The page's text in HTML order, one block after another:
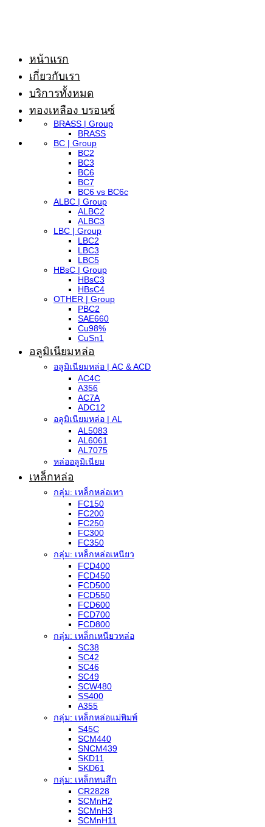
เนื้อหาหน้าแรก
เกี่ยวกับเรา
บริการทั้งหมด
ทองเหลือง บรอนซ์
BRASS | Group
BRASS
BC | Group
BC2
BC3
BC6
BC7
BC6 vs BC6c
ALBC | Group
ALBC2
ALBC3
LBC | Group
LBC2
LBC3
LBC5
HBsC | Group
HBsC3
HBsC4
OTHER | Group
PBC2
SAE660
Cu98%
CuSn1
อลูมิเนียมหล่อ
อลูมิเนียมหล่อ | AC & ACD
AC4C
A356
AC7A
ADC12
อลูมิเนียมหล่อ | AL
AL5083
AL6061
AL7075
หล่ออลูมิเนียม
เหล็กหล่อ
กลุ่ม: เหล็กหล่อเทา
FC150
FC200
FC250
FC300
FC350
กลุ่ม: เหล็กหล่อเหนียว
FCD400
FCD450
FCD500
FCD550
FCD600
FCD700
FCD800
กลุ่ม: เหล็กเหนียวหล่อ
SC38
SC42
SC46
SC49
SCW480
SS400
A355
กลุ่ม: เหล็กหล่อแม่พิมพ์
S45C
SCM440
SNCM439
SKD11
SKD61
กลุ่ม: เหล็กทนสึก
CR2828
SCMnH2
SCMnH3
SCMnH11